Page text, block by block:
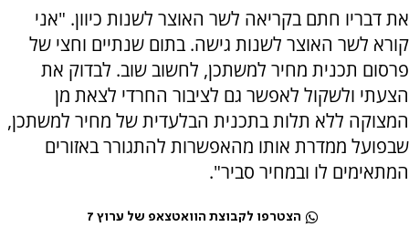
את דבריו חתם בקריאה לשר האוצר לשנות כיוון. "אני
קורא לשר האוצר לשנות גישה. בתום שנתיים וחצי של
פרסום תכנית מחיר למשתכן, לחשוב שוב. לבדוק את
הצעתי ולשקול לאפשר גם לציבור החרדי לצאת מן
המצוקה ללא תלות בתכנית הבלעדית של מחיר למשתכן,
שבפועל ממדרת אותו מהאפשרות להתגורר באזורים
המתאימים לו ובמחיר סביר".
הצטרפו לקבוצת הוואטצאפ של ערוץ 7